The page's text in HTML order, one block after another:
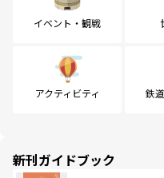
イベント・観戦
アクティビティ 鉄
新刊ガイドブック